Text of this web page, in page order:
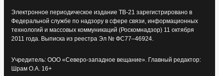
Электронное периодическое издание ТВ-21 зарегистрировано в
Федеральной службе по надзору в сфере связи, информационных
технологий и массовых коммуникаций (Роскомнадзор) 11 октября
2011 года. Выписка из реестра Эл № ФС77–46924.
Учредитель: ООО «Северо-западное вещание». Главный редактор:
Шрам О.А. 16+